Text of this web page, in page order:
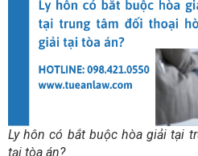
Ly hôn có bắt buộc hòa giải tại
tại tòa án?